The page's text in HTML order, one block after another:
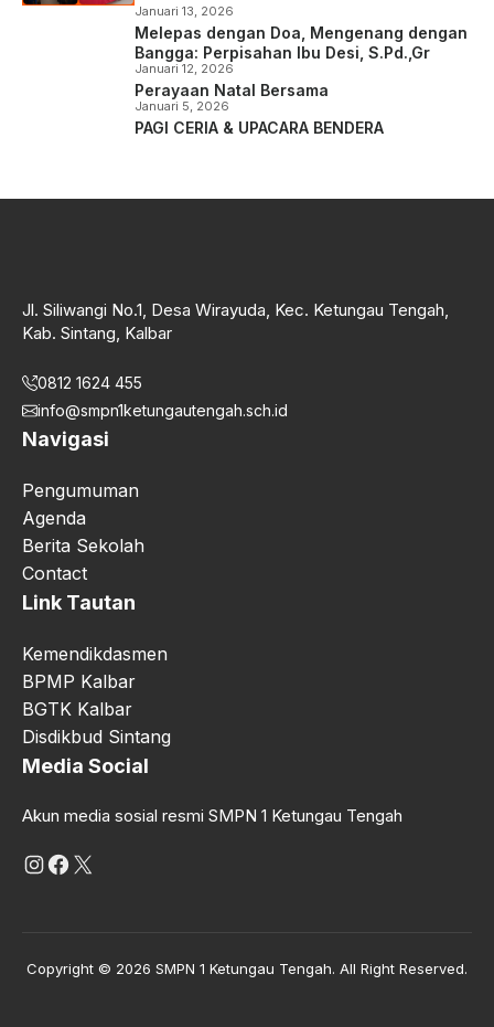
Januari 13, 2026
Melepas dengan Doa, Mengenang dengan
Bangga: Perpisahan Ibu Desi, S.Pd.,Gr
Januari 12, 2026
Perayaan Natal Bersama
Januari 5, 2026
PAGI CERIA & UPACARA BENDERA
Jl. Siliwangi No.1, Desa Wirayuda, Kec. Ketungau Tengah,
Kab. Sintang, Kalbar
0812 1624 455
info@smpn1ketungautengah.sch.id
Navigasi
Pengumuman
Agenda
Berita Sekolah
Contact
Link Tautan
Kemendikdasmen
BPMP Kalbar
BGTK Kalbar
Disdikbud Sintang
Media Social
Akun media sosial resmi SMPN 1 Ketungau Tengah
Instagram
Facebook
X
Copyright © 2026 SMPN 1 Ketungau Tengah. All Right Reserved.